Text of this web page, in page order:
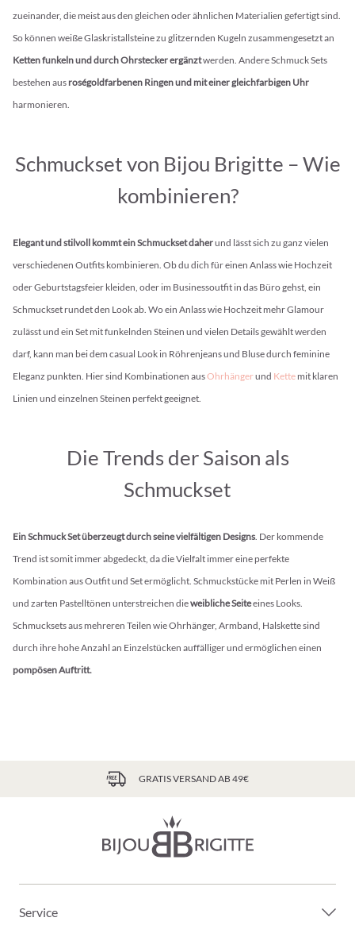
zueinander, die meist aus den gleichen oder ähnlichen Materialien gefertigt sind.
So können weiße Glaskristallsteine zu glitzernden Kugeln zusammengesetzt an
Ketten funkeln und durch Ohrstecker ergänztwerden. Andere Schmuck Sets
bestehen aus roségoldfarbenen Ringen und mit einer gleichfarbigen Uhr
harmonieren.
Schmuckset von Bijou Brigitte – Wie
kombinieren?
Elegant und stilvoll kommt ein Schmuckset daherund lässt sich zu ganz vielen
verschiedenen Outfits kombinieren. Ob du dich für einen Anlass wie Hochzeit
oder Geburtstagsfeier kleiden, oder im Businessoutfit in das Büro gehst, ein
Schmuckset rundet den Look ab. Wo ein Anlass wie Hochzeit mehr Glamour
zulässt und ein Set mit funkelnden Steinen und vielen Details gewählt werden
darf, kann man bei dem casual Look in Röhrenjeans und Bluse durch feminine
Eleganz punkten. Hier sind Kombinationen ausOhrhängerund Kette mit klaren
Linien und einzelnen Steinen perfekt geeignet.
Die Trends der Saison als
Schmuckset
Ein Schmuck Set überzeugt durch seine vielfältigen Designs. Der kommende
Trend ist somit immer abgedeckt, da die Vielfalt immer eine perfekte
Kombination aus Outfit und Set ermöglicht. Schmuckstücke mit Perlen in Weiß
und zarten Pastelltönen unterstreichen dieweibliche Seiteeines Looks.
Schmucksets aus mehreren Teilen wie Ohrhänger, Armband, Halskette sind
durch ihre hohe Anzahl an Einzelstücken auffälliger und ermöglichen einen
pompösen Auftritt.
GRATIS VERSAND AB 49€
Service